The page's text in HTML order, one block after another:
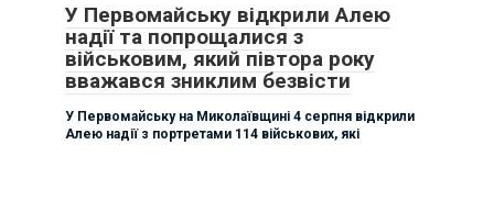
У Первомайську відкрили Алею
надії та попрощалися з
військовим, який півтора року
вважався зниклим безвісти
У Первомайську на Миколаївщині 4 серпня відкрили
Алею надії з портретами 114 військових, які